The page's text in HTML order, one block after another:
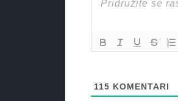
115 KOMENTARI